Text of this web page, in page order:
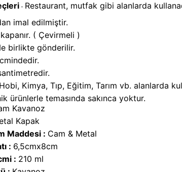
- Restaurant, mutfak gibi alanlarda
imal edilmiştir.
( Çevirmeli )
birlikte gönderilir.
Kimya, Tıp, Eğitim, Tarım vb. alanlarda
ürünlerle temasında sakınca yoktur.
Kavanoz
Kapak
Maddesi : Cam & Metal
: 6,5cmx8cm
: 210 ml